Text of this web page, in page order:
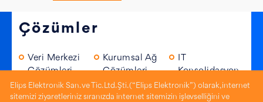
Elips Elektronik San. ve Tic. Ltd. Şti. (“Elips Elektronik”) olarak, internet
sitemizi ziyaretleriniz sıranızda internet sitemizin işlevselliğini ve
Çözümler
Veri Merkezi
Çözümleri
İncele
Kurumsal Ağ
Çözümleri
İncele
IT
Konsolidasyon
&
Sanallaştırma